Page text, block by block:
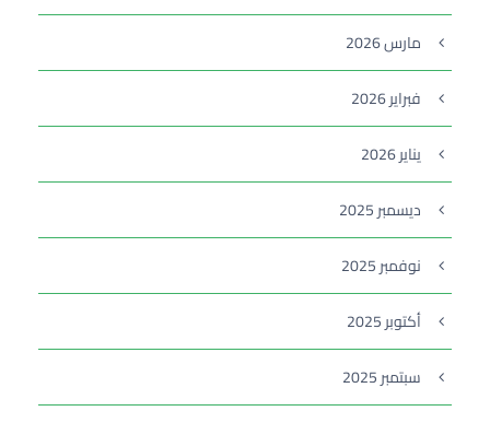
مارس 2026
فبراير 2026
يناير 2026
ديسمبر 2025
نوفمبر 2025
أكتوبر 2025
سبتمبر 2025